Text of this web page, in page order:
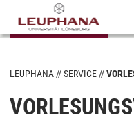
LEUPHANA SERVICE